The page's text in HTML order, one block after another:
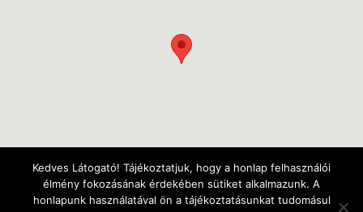
Kedves Látogató! Tájékoztatjuk, hogy a honlap felhasználói
élmény fokozásának érdekében sütiket alkalmazunk. A
honlapunk használatával ön a tájékoztatásunkat tudomásul